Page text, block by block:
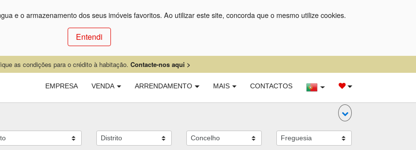
e o armazenamento dos seus imóveis favoritos. Ao utilizar este site, concorda que o mesmo utilize cookies.
Entendi
as condições para o crédito à habitação. Contacte-nos aqui >
EMPRESA VENDA ARRENDAMENTO MAIS CONTACTOS